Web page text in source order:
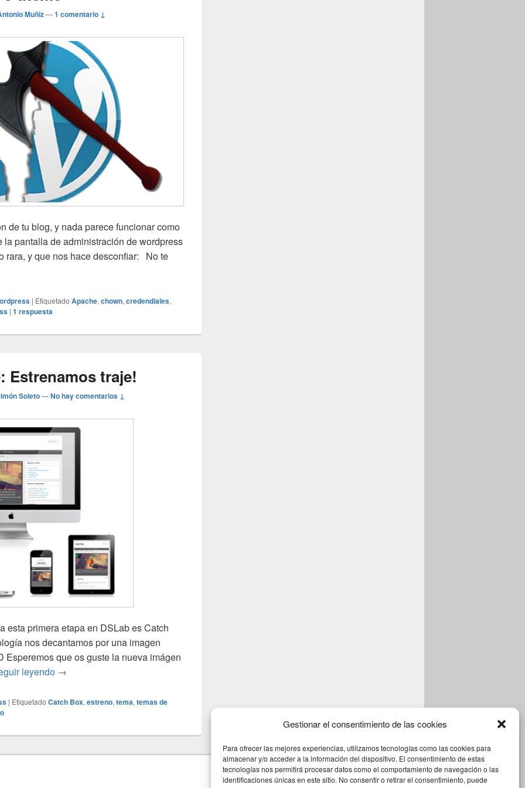
Gestionar el consentimiento de las cookies
Para ofrecer las mejores experiencias, utilizamos tecnologías como las cookies para
almacenar y/o acceder a la información del dispositivo. El consentimiento de estas
tecnologías nos permitirá procesar datos como el comportamiento de navegación o las
identificaciones únicas en este sitio. No consentir o retirar el consentimiento, puede
Muñiz—1 comentario ↓
de tu blog, y nada parece funcionar como
pantalla de administración de wordpress
rara, y que nos hace desconfiar: No te
| Etiquetado Apache, chown, credendiales,
| 1 respuesta
Estrenamos traje!
Soleto—No hay comentarios ↓
esta primera etapa en DSLab es Catch
nos decantamos por una imagen
Esperemos que os guste la nueva imágen
leyendo Catch Box Theme: Estrenamos traje!
→
| Etiquetado Catch Box, estreno, tema, temas de